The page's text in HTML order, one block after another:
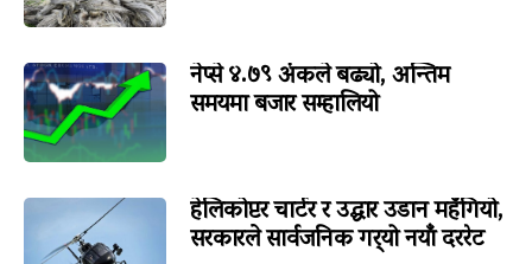
नेप्से ४.७९ अंकले बढ्यो, अन्तिम
समयमा बजार सम्हालियो
हेलिकोप्टर चार्टर र उद्धार उडान महँगियो,
सरकारले सार्वजनिक गर्‍यो नयाँ दररेट